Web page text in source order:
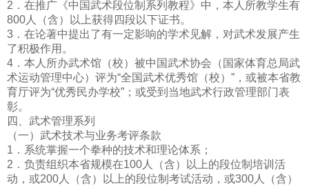
2．在推广《中国武术段位制系列教程》中，本人所教学生有
800人（含）以上获得四段以下证书。
3．在论著中提出了有一定影响的学术见解，对武术发展产生
了积极作用。
4．本人所办武术馆（校）被中国武术协会（国家体育总局武
术运动管理中心）评为“全国武术优秀馆（校）”，或被本省教
育厅评为“优秀民办学校”；或受到当地武术行政管理部门表
彰。
四、武术管理系列
（一）武术技术与业务考评条款
1．系统掌握一个拳种的技术和理论体系；
2．负责组织本省规模在100人（含）以上的段位制培训活
动，或200人（含）以上的段位制考试活动，或300人（含）